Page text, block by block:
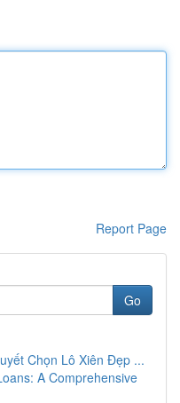
Report Page
Go
Chọn Lô Xiên Đẹp ...
A Comprehensive